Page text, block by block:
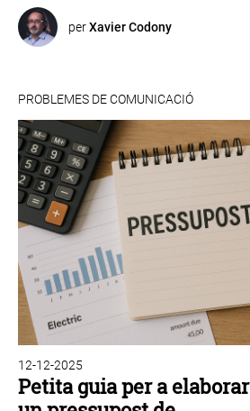
perXavier Codony
PROBLEMES DE COMUNICACIÓ
12-12-2025
Petita guia per a elaborar